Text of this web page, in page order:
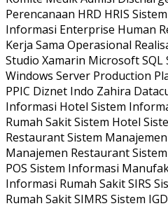
Perencanaan HRD HRIS
Informasi Enterprise Human
Kerja Sama Operasional
Studio Xamarin Microsoft SQL
Windows Server Production
PPIC Diznet Indo Zahira
Informasi Hotel Sistem
Rumah Sakit Sistem Hotel
Restaurant Sistem
Manajemen Restaurant
POS Sistem Informasi
Informasi Rumah Sakit SIRS
Rumah Sakit SIMRS Sistem